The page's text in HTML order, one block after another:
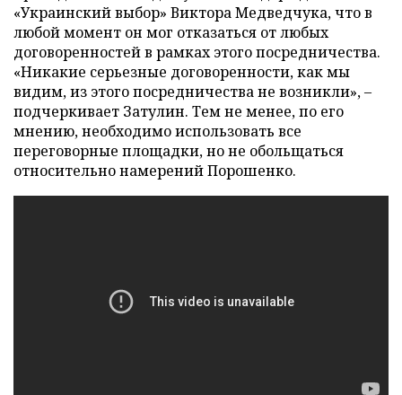
«Украинский выбор» Виктора Медведчука, что в
любой момент он мог отказаться от любых
договоренностей в рамках этого посредничества.
«Никакие серьезные договоренности, как мы
видим, из этого посредничества не возникли», –
подчеркивает Затулин. Тем не менее, по его
мнению, необходимо использовать все
переговорные площадки, но не обольщаться
относительно намерений Порошенко.